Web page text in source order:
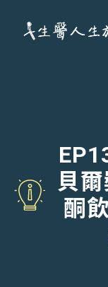
貝
酮